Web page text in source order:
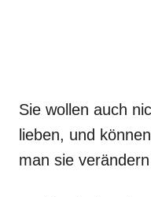
Sie wollen auch
lieben, und
man sie